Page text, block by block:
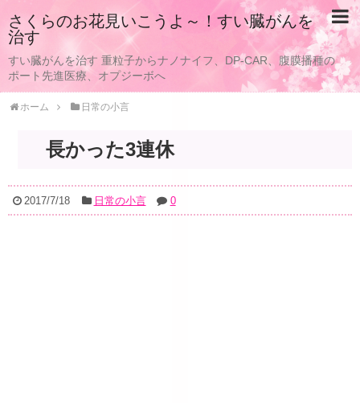
さくらのお花見いこうよ～！すい臓がんを
治す
すい臓がんを治す 重粒子からナノナイフ、DP-CAR、腹膜播種の
ポート先進医療、オプジーボへ
ホーム 日常の小言
長かった3連休
2017/7/18 日常の小言 0